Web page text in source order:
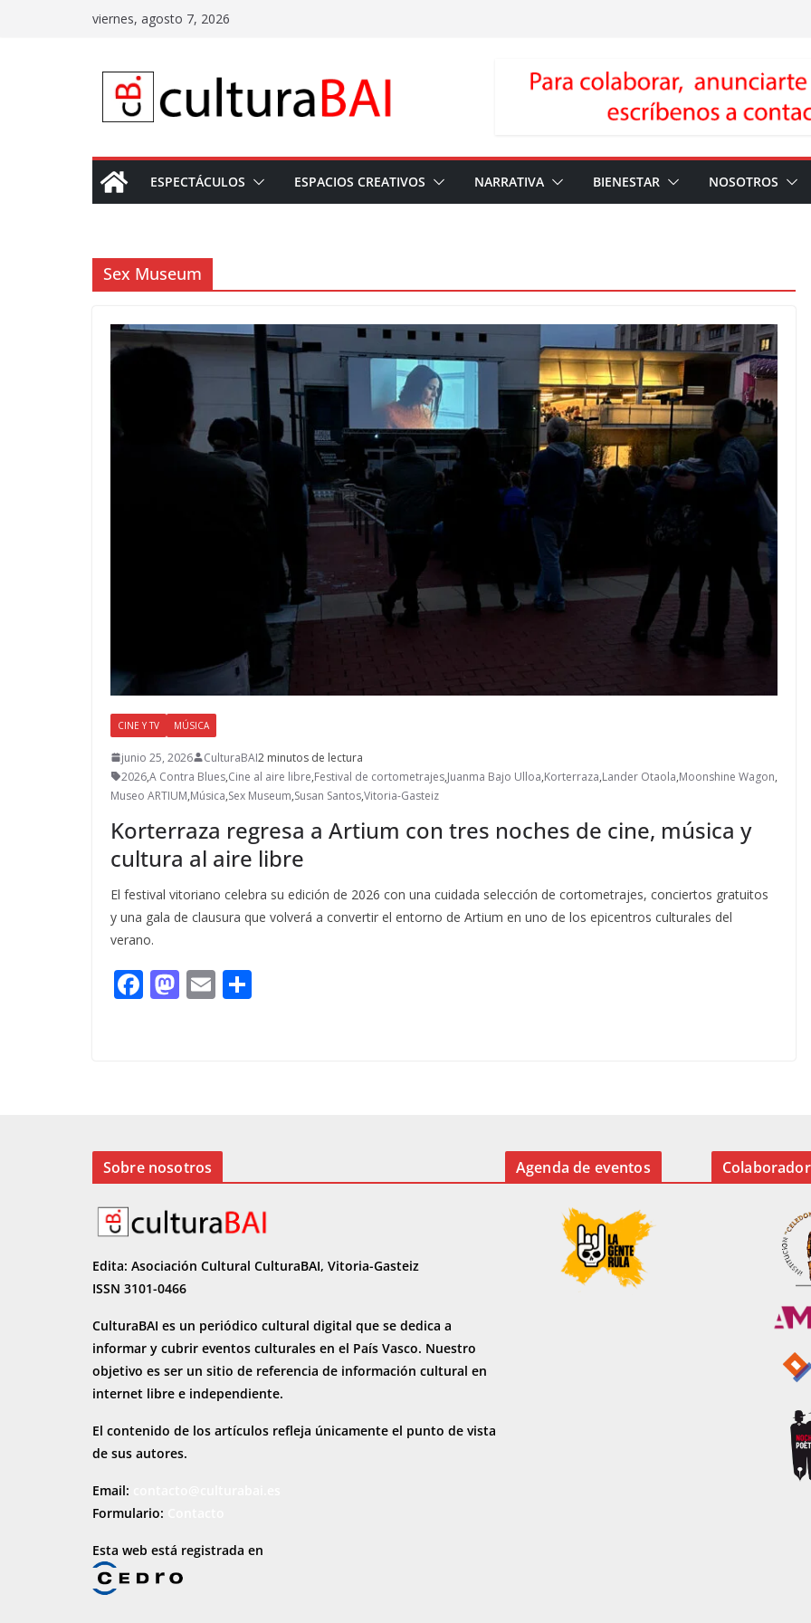
viernes, agosto 7, 2026
ESPECTÁCULOS ESPACIOS CREATIVOS NARRATIVA BIENESTAR NOSOTROS
Sex Museum
CINE Y TV MÚSICA
junio 25, 2026 CulturaBAI2 minutos de lectura
2026,A Contra Blues,Cine al aire libre,Festival de cortometrajes,Juanma Bajo Ulloa,Korterraza,Lander Otaola,Moonshine Wagon,
Museo ARTIUM,Música,Sex Museum,Susan Santos,Vitoria-Gasteiz
Korterraza regresa a Artium con tres noches de cine, música y
cultura al aire libre
El festival vitoriano celebra su edición de 2026 con una cuidada selección de cortometrajes, conciertos gratuitos
y una gala de clausura que volverá a convertir el entorno de Artium en uno de los epicentros culturales del
verano.
F
k
M E
Sobre nosotros
Edita: Asociación Cultural CulturaBAI, Vitoria-Gasteiz
ISSN 3101-0466
CulturaBAI es un periódico cultural digital que se dedica a
informar y cubrir eventos culturales en el País Vasco. Nuestro
objetivo es ser un sitio de referencia de información cultural en
internet libre e independiente.
El contenido de los artículos refleja únicamente el punto de vista
de sus autores.
Email:
Formulario:
Esta web está registrada en
Agenda de eventos